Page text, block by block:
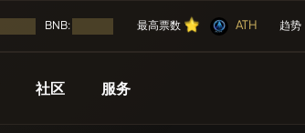
BNB: 最高票数 ⭐
⭐
⭐
⭐ ATH 趋势
社区 服务